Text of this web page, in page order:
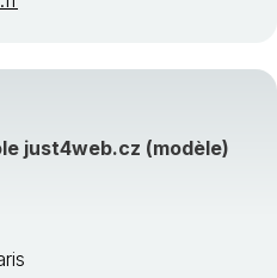
just4web.cz (modèle)